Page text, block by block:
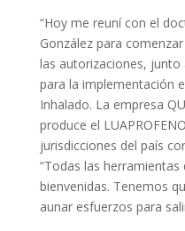
“Hoy me reuní con el
González para
las autorizaciones, junto
para la implementación
Inhalado. La empresa
produce el
jurisdicciones del país
“Todas las
bienvenidas. Tenemos
aunar esfuerzos para